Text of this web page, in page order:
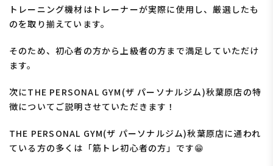
トレーニング機材はトレーナーが実際に使用し、厳選したも
のを取り揃えています。
そのため、初心者の方から上級者の方まで満足していただけ
ます。
次にTHE PERSONAL GYM(ザ パーソナルジム)秋葉原店の特
徴についてご説明させていただきます！
THE PERSONAL GYM(ザ パーソナルジム)秋葉原店に通われ
ている方の多くは「筋トレ初心者の方 」です😁